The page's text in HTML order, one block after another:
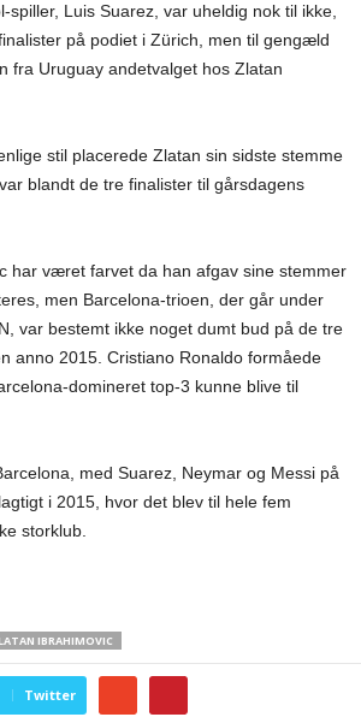
spiller, Luis Suarez, var uheldig nok til ikke,
på podiet i Zürich, men til gengæld
fra Uruguay andetvalget hos Zlatan
stil placerede Zlatan sin sidste stemme
blandt de tre finalister til gårsdagens
har været farvet da han afgav sine stemmer
men Barcelona-trioen, der går under
var bestemt ikke noget dumt bud på de tre
anno 2015. Cristiano Ronaldo formåede
domineret top-3 kunne blive til
med Suarez, Neymar og Messi på
i 2015, hvor det blev til hele fem
storklub.
IBRAHIMOVIC
Twitter